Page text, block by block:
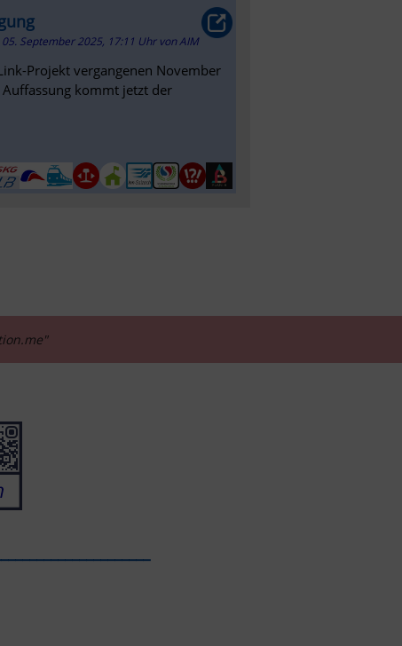
05. September 2025, 17:11 Uhr vonAIM
Projekt vergangenen November
kommt jetzt der